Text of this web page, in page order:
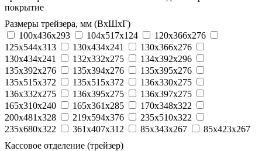
покрытие
Размеры трейзера, мм (ВхШхГ)
100x436x293
104х517х124
120x366x276
125x544x313
130x434x241
130х366х276
130х434х241
132x332x275
134x392x296
135x392x276
135x394x276
135x395x276
135x515x372
135х515х372
136x330x275
136x332x275
136x395x275
136x397x275
165x310x240
165x361x285
170x348x322
200x481x328
219x594x376
235x510x322
235x680x322
361x407x312 85x343x267
85x423x267
Кассовое отделение (трейзер)